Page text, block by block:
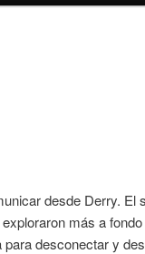
desde Derry. El
más a
desconectar y